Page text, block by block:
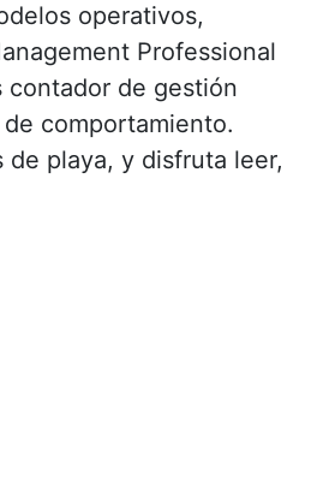
operativos,
Professional
contador de gestión
comportamiento.
playa, y disfruta leer,